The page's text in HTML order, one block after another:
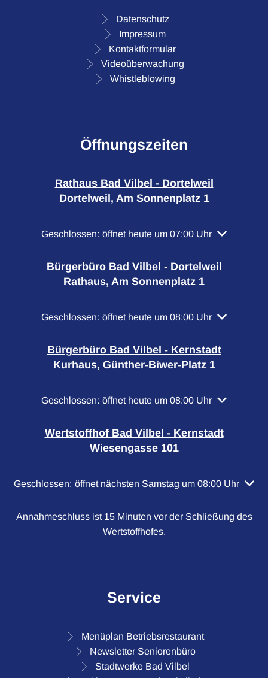
Datenschutz
Impressum
Kontaktformular
Videoüberwachung
Whistleblowing
Öffnungszeiten
Rathaus Bad Vilbel - Dortelweil
Dortelweil, Am Sonnenplatz 1
Klicken, um weitere Öffnungs- oder Schließzeiten
Geschlossen: öffnet heute um 07:00 Uhr
Bürgerbüro Bad Vilbel - Dortelweil
Rathaus, Am Sonnenplatz 1
Klicken, um weitere Öffnungs- oder Schließzeiten
Geschlossen: öffnet heute um 08:00 Uhr
Bürgerbüro Bad Vilbel - Kernstadt
Kurhaus, Günther-Biwer-Platz 1
Klicken, um weitere Öffnungs- oder Schließzeiten
Geschlossen: öffnet heute um 08:00 Uhr
Wertstoffhof Bad Vilbel - Kernstadt
Wiesengasse 101
Klicken, um weitere Öffnungs- oder Schließzeiten
Geschlossen: öffnet nächsten Samstag um 08:00 Uhr
Annahmeschluss ist 15 Minuten vor der Schließung des
Wertstoffhofes.
Service
Menüplan Betriebsrestaurant
Newsletter Seniorenbüro
Stadtwerke Bad Vilbel